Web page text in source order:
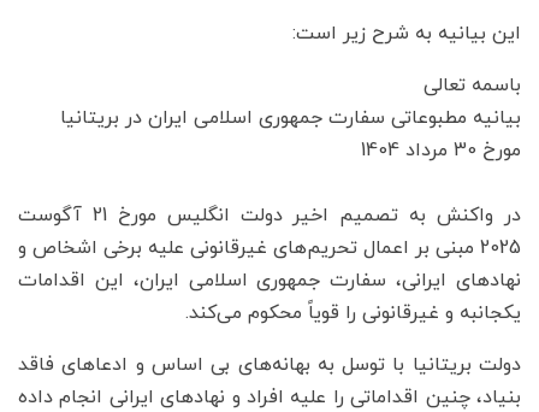
این بیانیه به شرح زیر است:
باسمه تعالی
بیانیه مطبوعاتی سفارت جمهوری اسلامی ایران در بریتانیا
مورخ 30 مرداد 1404
در واکنش به تصمیم اخیر دولت انگلیس مورخ 21 آگوست
2025 مبنی بر اعمال تحریم‌های غیرقانونی علیه برخی اشخاص و
نهادهای ایرانی، سفارت جمهوری اسلامی ایران، این اقدامات
یکجانبه و غیرقانونی را قویاً محکوم می‌کند.
دولت بریتانیا با توسل به بهانه‌های بی اساس و ادعاهای فاقد
بنیاد، چنین اقداماتی را علیه افراد و نهادهای ایرانی انجام داده